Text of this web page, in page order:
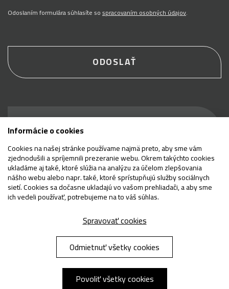
Odoslaním formulára súhlasíte sospracovaním osobných údajov.
ODOSLAŤ
Buďte prví, ktorí sa
dozvedia, čo je nové
E-mail
Chránené testom reCAPTCHA.
Informácie o cookies
Cookies na našej stránke používame najmä preto, aby sme vám
zjednodušili a spríjemnili prezeranie webu. Okrem takýchto cookies
ukladáme aj také, ktoré slúžia na analýzu za účelom zlepšovania
nášho webu alebo napr. také, ktoré sprístupňujú služby sociálnych
sietí. Cookies sa dočasne ukladajú vo vašom prehliadači, a aby sme
ich vedeli používať, potrebujeme na to váš súhlas.
Spravovať cookies
Odmietnuť všetky cookies
Povoliť všetky cookies